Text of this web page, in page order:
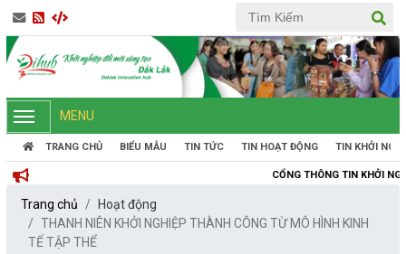
MENU
TRANG CHỦ BIỂU MẪU TIN TỨC TIN HOẠT ĐỘNG TIN KHỞI
CỔNG THÔNG TIN KHỞI NGHIỆP ĐỔI MỚI
Trang chủ
Hoạt động
THANH NIÊN KHỞI NGHIỆP THÀNH CÔNG TỪ MÔ HÌNH KINH
TẾ TẬP THỂ